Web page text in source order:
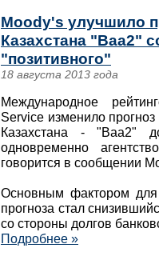
Moody's улучшило
Казахстана "Baa2"
"позитивного"
18 августа 2013 года
Международное
Service изменило
Казахстана - "Baa2"
одновременно
говорится в сообщении
Основным фактором для
прогноза стал
со стороны долгов
Подробнее »